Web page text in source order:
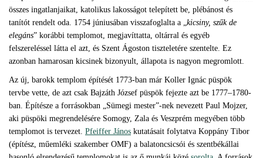
összes ingatlanjaikat, katolikus lakosságot telepített be, plébánost és
tanítót rendelt oda. 1754 júniusában visszafoglalta a „kicsiny, szűk de
elegáns” korábbi templomot, megjavíttatta, oltárral és egyéb
felszereléssel látta el azt, és Szent Ágoston tiszteletére szentelte. Ez
azonban hamarosan kicsinek bizonyult, állapota is nagyon megromlott.
Az új, barokk templom építését 1773-ban már Koller Ignác püspök
tervbe vette, de azt csak Bajzáth József püspök fejezte azt be 1777–1780-
ban. Építésze a forrásokban „Sümegi mester”-nek nevezett Paul Mojzer,
aki püspöki megrendelésére Somogy, Zala és Veszprém megyében több
templomot is tervezet. Pfeiffer János kutatásait folytatva Koppány Tibor
(építész, műemléki szakember OMF) a balatoncsicsói és szentbékállai